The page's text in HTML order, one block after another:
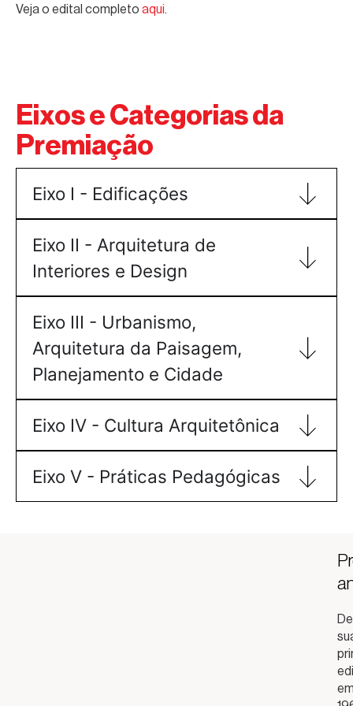
Veja o edital completo aqui.
Eixos e Categorias da
Premiação
Eixo I - Edificações
Eixo II - Arquitetura de
Interiores e Design
Eixo III - Urbanismo,
Arquitetura da Paisagem,
Planejamento e Cidade
Eixo IV - Cultura Arquitetônica
Eixo V - Práticas Pedagógicas